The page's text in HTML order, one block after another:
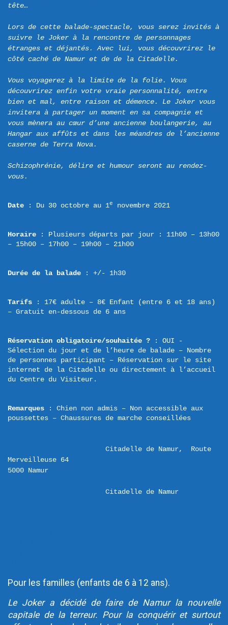
tête…
Lors de cette balade-spectacle, vous serez invités à
suivre le Joker à la rencontre de personnages
étranges et déjantés. Avec lui, vous découvrirez le
côté caché de Namur et de de la Citadelle.
Vous voyagerez à la limite de la folie. Vous
découvrirez enfin votre vraie personnalité, entre
bien et mal, entre raison et démence. Le Joker vous
invitera à partager un moment en sa compagnie et
vous mènera au cœur d’une ancienne boulangerie, au
Hangar aux affûts et dans les méandres de l’ancienne
caserne de Terra Nova.
Schizophrénie, délire et humour seront au rendez-
vous.
Date : Du 30 octobre au 1e novembre 2021
Horaire : Plusieurs départs par jour : 11h00 – 13h00
– 15h00 – 17h00 – 19h00 – 21h00
Durée de la balade : +/- 1h30
Tarifs : 17€ adulte – 8€ Enfant (entre 6 et 18 ans)
– Gratuit en-dessous de 6 ans
Réservation obligatoire/souhaitée ? : OUI -
Sélection du jour et de l’heure de balade – Nombre
de personnes participant – Réservation sur le site
internet de la Citadelle ou directement à l’accueil
du Centre du Visiteur.
Remarques
: Chien non admis – Non accessible aux
poussettes – Chaussures de marche conseillées
Citadelle de Namur,  Route
Merveilleuse 64
Citadelle de Namur
Pour les familles (enfants de 6 à 12 ans).
Le Joker a décidé de faire de Namur la nouvelle
capitale de la terreur. Pour la conquérir et surtout